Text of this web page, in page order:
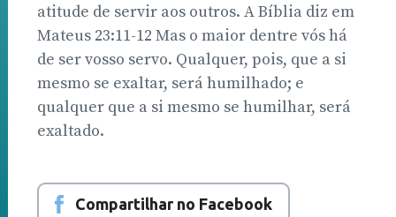
atitude de servir aos outros. A Bíblia diz em
Mateus 23:11-12 Mas o maior dentre vós há
de ser vosso servo. Qualquer, pois, que a si
mesmo se exaltar, será humilhado; e
qualquer que a si mesmo se humilhar, será
exaltado.
Compartilhar no Facebook